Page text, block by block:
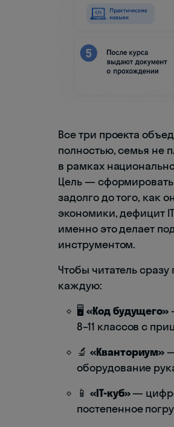
Все три проекта
полностью, семья не
в рамках
Цель —
задолго до того, как
экономики, дефицит
именно это делает
инструментом.
Чтобы читатель
каждую:
🖥️ «Код будущего»
8–11 классов с
🔬 «Кванториум»
оборудование
📱 «IT-куб»—
постепенное